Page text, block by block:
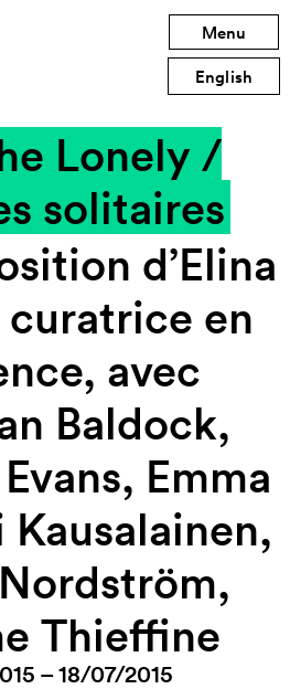
Menu
English
Lonely /
solitaires
d’Elina
en
avec
Baldock,
Emma
Kausalainen,
Thieffine
– 18/07/2015